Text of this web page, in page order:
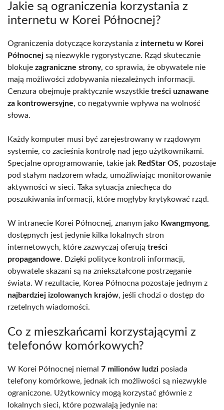
Jakie są ograniczenia korzystania z
internetu w Korei Północnej?
Ograniczenia dotyczące korzystania z internetu w Korei
Północnej są niezwykle rygorystyczne. Rząd skutecznie
blokuje zagraniczne strony, co sprawia, że obywatele nie
mają możliwości zdobywania niezależnych informacji.
Cenzura obejmuje praktycznie wszystkie treści uznawane
za kontrowersyjne, co negatywnie wpływa na wolność
słowa.
Każdy komputer musi być zarejestrowany w rządowym
systemie, co zacieśnia kontrolę nad jego użytkownikami.
Specjalne oprogramowanie, takie jak RedStar OS, pozostaje
pod stałym nadzorem władz, umożliwiając monitorowanie
aktywności w sieci. Taka sytuacja zniechęca do
poszukiwania informacji, które mogłyby krytykować rząd.
W intranecie Korei Północnej, znanym jako Kwangmyong,
dostępnych jest jedynie kilka lokalnych stron
internetowych, które zazwyczaj oferują treści
propagandowe. Dzięki polityce kontroli informacji,
obywatele skazani są na zniekształcone postrzeganie
świata. W rezultacie, Korea Północna pozostaje jednym z
najbardziej izolowanych krajów, jeśli chodzi o dostęp do
rzetelnych wiadomości.
Co z mieszkańcami korzystającymi z
telefonów komórkowych?
W Korei Północnej niemal 7 milionów ludzi posiada
telefony komórkowe, jednak ich możliwości są niezwykle
ograniczone. Użytkownicy mogą korzystać głównie z
lokalnych sieci, które pozwalają jedynie na: